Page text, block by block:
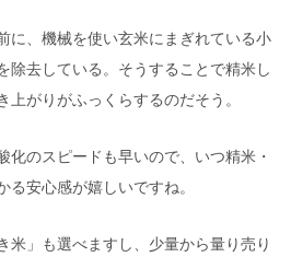
に、機械を使い玄米にまぎれている小
除去している。そうすることで精米し
がりがふっくらするのだそう。
化のスピードも早いので、いつ精米・
安心感が嬉しいですね。
米」も選べますし、少量から量り売り